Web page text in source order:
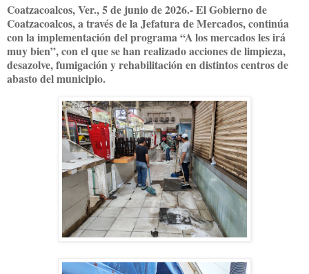
Coatzacoalcos, Ver., 5 de junio de 2026.- El Gobierno de
Coatzacoalcos, a través de la Jefatura de Mercados, continúa
con la implementación del programa “A los mercados les irá
muy bien”, con el que se han realizado acciones de limpieza,
desazolve, fumigación y rehabilitación en distintos centros de
abasto del municipio.